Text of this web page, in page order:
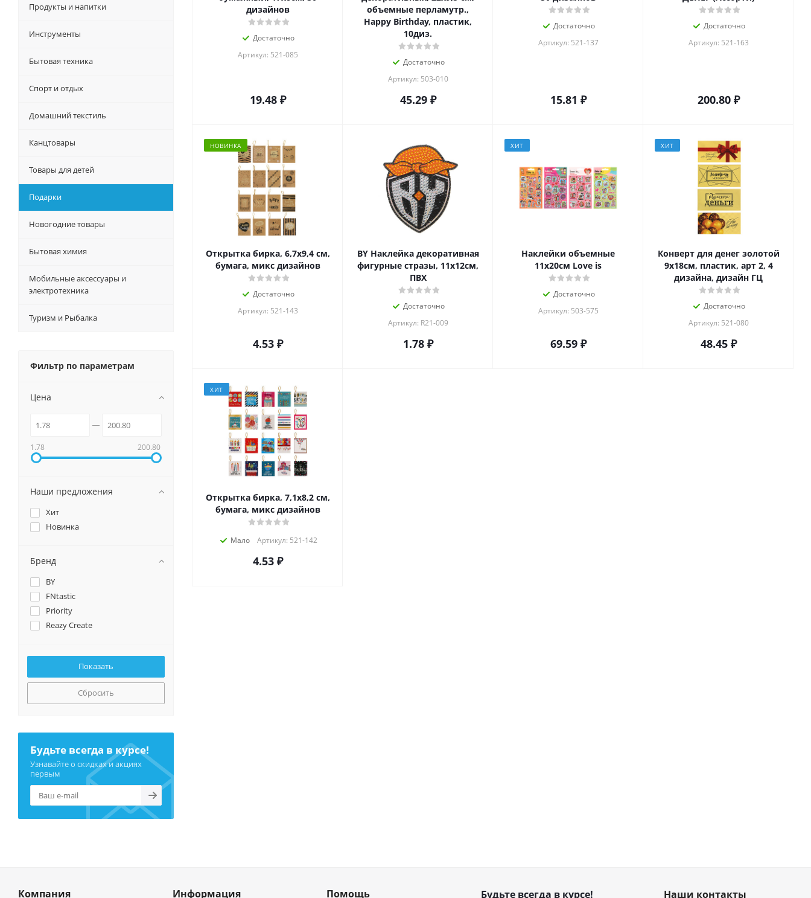
дизайнов
Достаточно
Артикул: 521-085
19.48₽
объемные перламутр.,
Happy Birthday, пластик,
10диз.
Достаточно
Артикул: 503-010
45.29₽
Достаточно
Артикул: 521-137
15.81 ₽
Достаточно
Артикул: 521-163
200.80₽
НОВИНКА
Открытка бирка, 6,7x9,4 см,
бумага, микс дизайнов
Достаточно
Артикул: 521-143
4.53₽
BY Наклейка декоративная
фигурные стразы, 11х12см,
ПВХ
Достаточно
Артикул: R21-009
1.78₽
ХИТ
Наклейки объемные
11х20см Love is
Достаточно
Артикул: 503-575
69.59₽
ХИТ
Конверт для денег золотой
9x18см, пластик, арт 2, 4
дизайна, дизайн ГЦ
Достаточно
Артикул: 521-080
48.45₽
ХИТ
Открытка бирка, 7,1x8,2 см,
бумага, микс дизайнов
Мало Артикул: 521-142
4.53₽
Продукты и напитки
Инструменты
Бытовая техника
Спорт и отдых
Домашний текстиль
Канцтовары
Товары для детей
Подарки
Новогодние товары
Бытовая химия
Мобильные аксессуары и
электротехника
Туризм и Рыбалка
Фильтр по параметрам
Цена
1.78 200.80
Наши предложения
Хит
Новинка
Бренд
BY
FNtastic
Priority
Reazy Create
Сбросить
Будьте всегда в курсе!
Узнавайте о скидках и акциях
первым
Компания Информация Помощь Будьте всегда в курсе! Наши контакты